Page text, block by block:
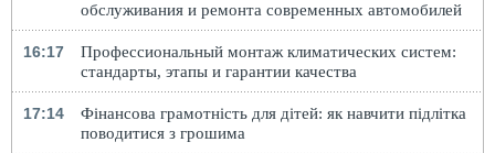
обслуживания и ремонта современных автомобилей
16:17
Профессиональный монтаж климатических систем:
стандарты, этапы и гарантии качества
17:14
Фінансова грамотність для дітей: як навчити підлітка
поводитися з грошима